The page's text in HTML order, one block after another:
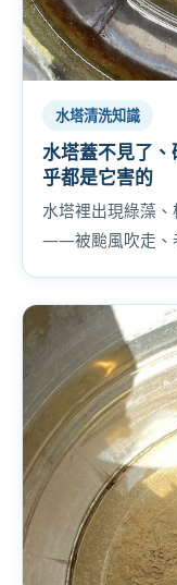
水塔清洗知識
水塔蓋不見了
乎都是它害的
水塔裡出現綠藻
——被颱風吹走、